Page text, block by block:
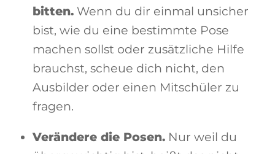
bitten. Wenn du dir einmal unsicher
bist, wie du eine bestimmte Pose
machen sollst oder zusätzliche Hilfe
brauchst, scheue dich nicht, den
Ausbilder oder einen Mitschüler zu
fragen.
Verändere die Posen. Nur weil du